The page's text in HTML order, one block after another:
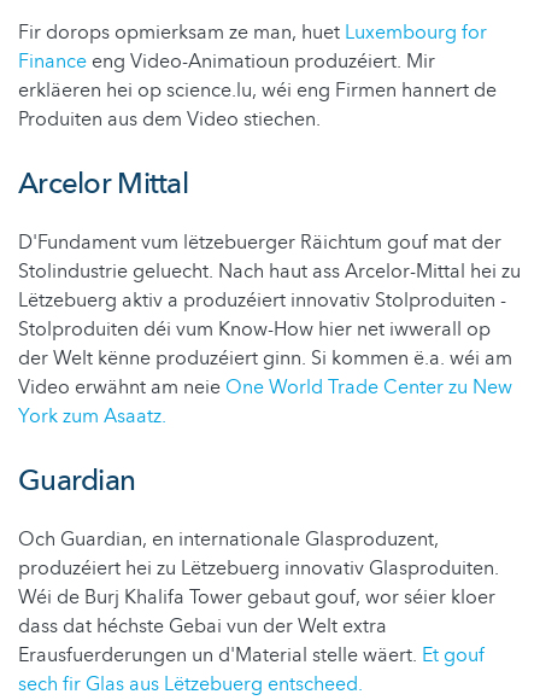
Fir dorops opmierksam ze man, huet Luxembourg for
Finance eng Video-Animatioun produzéiert. Mir
erkläeren hei op science.lu, wéi eng Firmen hannert de
Produiten aus dem Video stiechen.
Arcelor Mittal
D'Fundament vum lëtzebuerger Räichtum gouf mat der
Stolindustrie geluecht. Nach haut ass Arcelor-Mittal hei zu
Lëtzebuerg aktiv a produzéiert innovativ Stolproduiten -
Stolproduiten déi vum Know-How hier net iwwerall op
der Welt kënne produzéiert ginn. Si kommen ë.a. wéi am
Video erwähnt am neie One World Trade Center zu New
York zum Asaatz.
Guardian
Och Guardian, en internationale Glasproduzent,
produzéiert hei zu Lëtzebuerg innovativ Glasproduiten.
Wéi de Burj Khalifa Tower gebaut gouf, wor séier kloer
dass dat héchste Gebai vun der Welt extra
Erausfuerderungen un d'Material stelle wäert. Et gouf
sech fir Glas aus Lëtzebuerg entscheed.